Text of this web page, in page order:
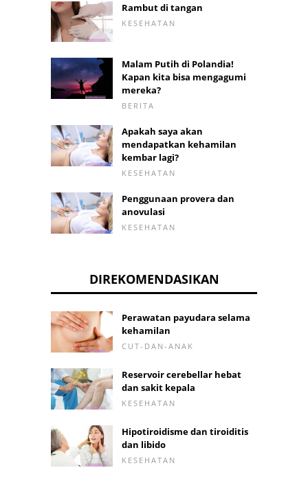
Rambut di tangan
KESEHATAN
Malam Putih di Polandia!
Kapan kita bisa mengagumi
mereka?
BERITA
Apakah saya akan
mendapatkan kehamilan
kembar lagi?
KESEHATAN
Penggunaan provera dan
anovulasi
KESEHATAN
DIREKOMENDASIKAN
Perawatan payudara selama
kehamilan
CUT-DAN-ANAK
Reservoir cerebellar hebat
dan sakit kepala
KESEHATAN
Hipotiroidisme dan tiroiditis
dan libido
KESEHATAN